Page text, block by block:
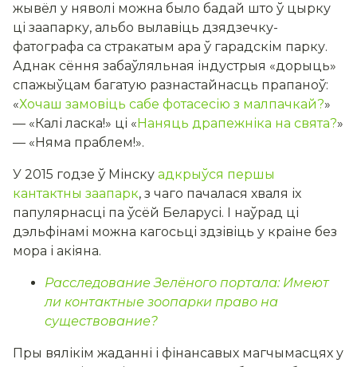
жывёл у няволі можна было бадай што ў цырку
ці заапарку, альбо вылавіць дзядзечку-
фатографа са стракатым ара ў гарадскім парку.
Аднак сёння забаўляльная індустрыя «дорыць»
спажыўцам багатую разнастайнасць прапаноў:
«Хочаш замовіць сабе фотасесію з малпачкай?»
— «Калі ласка!» ці «Наняць драпежніка на свята?»
— «Няма праблем!».
У 2015 годзе ў Мінску адкрыўся першы
кантактны заапарк, з чаго пачалася хваля іх
папулярнасці па ўсёй Беларусі. І наўрад ці
дэльфінамі можна кагосьці здзівіць у краіне без
мора і акіяна.
Расследование Зелёного портала: Имеют
ли контактные зоопарки право на
существование?
Пры вялікім жаданні і фінансавых магчымасцях у